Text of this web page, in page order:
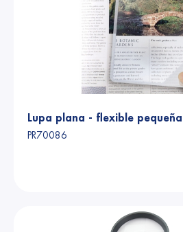
Lupa plana - flexible pequeña
PR70086